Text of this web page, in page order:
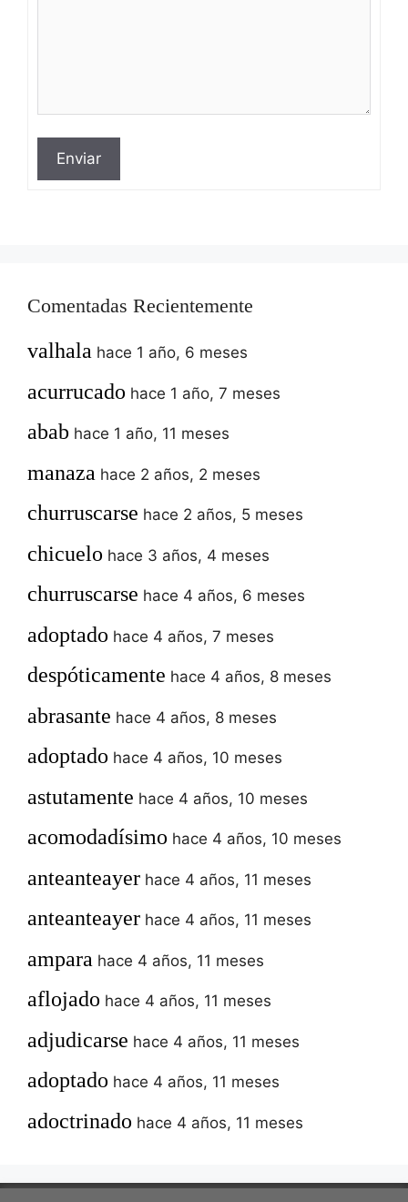
Enviar
Comentadas Recientemente
valhala hace 1 año, 6 meses
acurrucado hace 1 año, 7 meses
abab hace 1 año, 11 meses
manaza hace 2 años, 2 meses
churruscarse hace 2 años, 5 meses
chicuelo hace 3 años, 4 meses
churruscarse hace 4 años, 6 meses
adoptado hace 4 años, 7 meses
despóticamente hace 4 años, 8 meses
abrasante hace 4 años, 8 meses
adoptado hace 4 años, 10 meses
astutamente hace 4 años, 10 meses
acomodadísimo hace 4 años, 10 meses
anteanteayer hace 4 años, 11 meses
anteanteayer hace 4 años, 11 meses
ampara hace 4 años, 11 meses
aflojado hace 4 años, 11 meses
adjudicarse hace 4 años, 11 meses
adoptado hace 4 años, 11 meses
adoctrinado hace 4 años, 11 meses